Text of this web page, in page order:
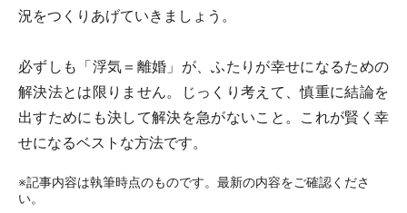
況をつくりあげていきましょう。
必ずしも「浮気＝離婚」が、ふたりが幸せになるための
解決法とは限りません。じっくり考えて、慎重に結論を
出すためにも決して解決を急がないこと。これが賢く幸
せになるベストな方法です。
※記事内容は執筆時点のものです。最新の内容をご確認くださ
い。